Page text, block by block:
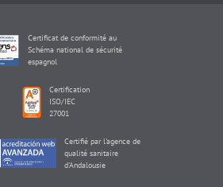
Certificat de conformité au
Schéma national de sécurité
espagnol
Certification
ISO/IEC
27001
Certifié par l'agence de
qualité sanitaire
d'Andalousie